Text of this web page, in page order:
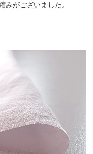
みがございました。